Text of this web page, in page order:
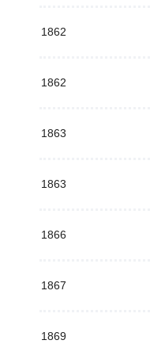
1862
1862
1863
1863
1866
1867
1869